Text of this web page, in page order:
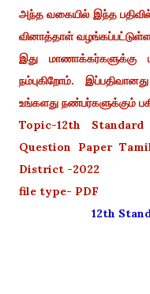
அந்த வகையில் இந்த பதிவில்
வினாத்தாள்
இது மாணாக்கர்களுக்கு
நம்புகிறோம்.
உங்களது நண்பர்களுக்கும்
Topic-12th
Question Paper
District -2022
file type- PDF
12th